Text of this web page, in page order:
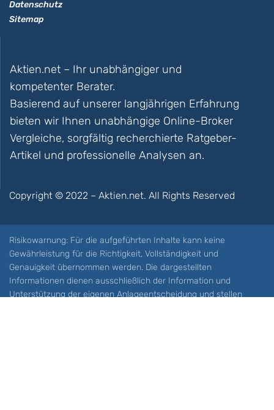
Datenschutz
Sitemap
Aktien.net – Ihr unabhängiger und
kompetenter Berater.
Basierend auf unserer langjährigen Erfahrung
bieten wir Ihnen unabhängige Online-Broker
Vergleiche, sorgfältig recherchierte Ratgeber-
Artikel und professionelle Analysen an.
Copyright © 2022 – Aktien.net. All Rights Reserved
Risikowarnung: Für die aufgeführten Inhalte kann keine
Gewährleistung für die Richtigkeit, Vollständigkeit und
Genauigkeit übernommen werden. Die dargestellten
Informationen dienen ausschließlich der Information und
Unterstützung der eigenen Anlageentscheidung und stellen